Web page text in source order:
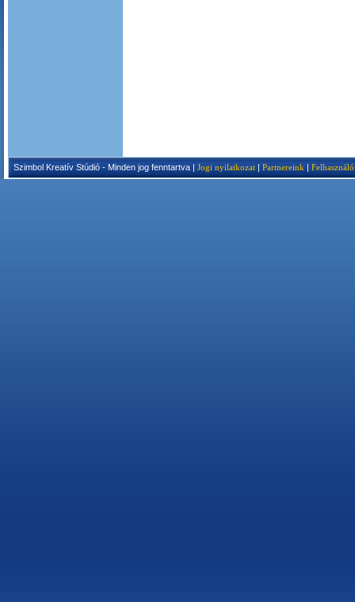
Szimbol Kreatív Stúdió - Minden jog fenntartva | Jogi nyilatkozat | Partnereink |